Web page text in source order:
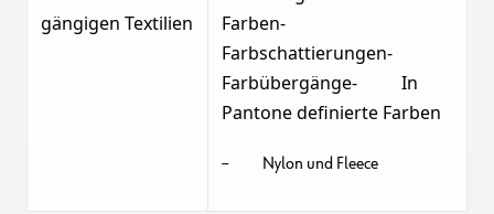
gängigen Textilien
Farben-
Farbschattierungen-
Farbübergänge- In
Pantone definierte Farben
– Nylon und Fleece